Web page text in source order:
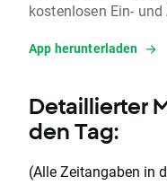
kostenlosen Ein-
App herunterladen
Detaillierter
den Tag:
(Alle Zeitangaben in